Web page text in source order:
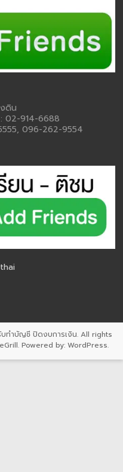
ดิน
02-914-6688
096-262-9554
บทำบัญชี ปิดงบการเงิน. All rights
Powered by:WordPress.